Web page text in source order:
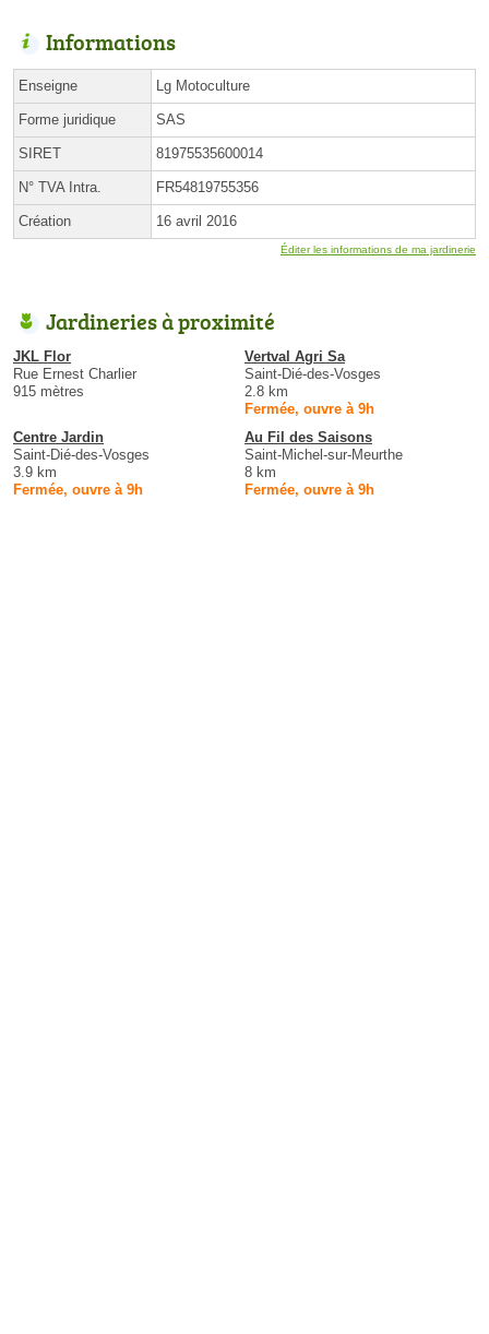
Informations
Enseigne Lg Motoculture
Forme juridique SAS
SIRET 81975535600014
N° TVA Intra. FR54819755356
Création 16 avril 2016
Éditer les informations de ma jardinerie
Jardineries à proximité
JKL Flor
Rue Ernest Charlier
915 mètres
Vertval Agri Sa
Saint-Dié-des-Vosges
2.8 km
Fermée, ouvre à 9h
Centre Jardin
Saint-Dié-des-Vosges
3.9 km
Fermée, ouvre à 9h
Au Fil des Saisons
Saint-Michel-sur-Meurthe
8 km
Fermée, ouvre à 9h